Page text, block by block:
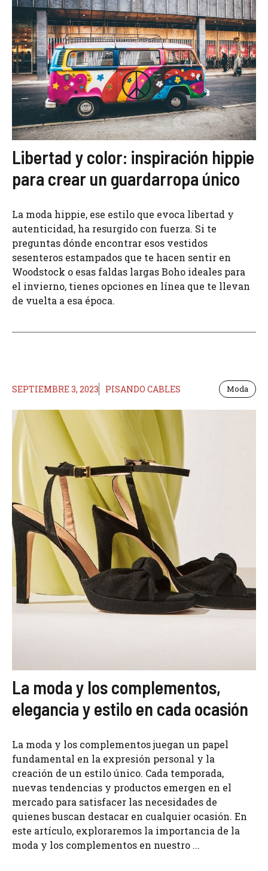
Libertad y color: inspiración hippie
para crear un guardarropa único
La moda hippie, ese estilo que evoca libertad y
autenticidad, ha resurgido con fuerza. Si te
preguntas dónde encontrar esos vestidos
sesenteros estampados que te hacen sentir en
Woodstock o esas faldas largas Boho ideales para
el invierno, tienes opciones en línea que te llevan
de vuelta a esa época.
SEPTIEMBRE 3, 2023 PISANDO CABLES Moda
La moda y los complementos,
elegancia y estilo en cada ocasión
La moda y los complementos juegan un papel
fundamental en la expresión personal y la
creación de un estilo único. Cada temporada,
nuevas tendencias y productos emergen en el
mercado para satisfacer las necesidades de
quienes buscan destacar en cualquier ocasión. En
este artículo, exploraremos la importancia de la
moda y los complementos en nuestro ...